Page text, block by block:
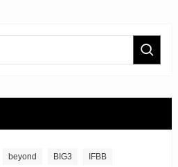
beyond BIG3 IFBB